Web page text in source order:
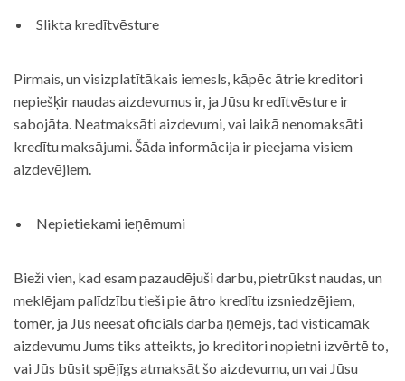
Slikta kredītvēsture
Pirmais, un visizplatītākais iemesls, kāpēc ātrie kreditori
nepiešķir naudas aizdevumus ir, ja Jūsu kredītvēsture ir
sabojāta. Neatmaksāti aizdevumi, vai laikā nenomaksāti
kredītu maksājumi. Šāda informācija ir pieejama visiem
aizdevējiem.
Nepietiekami ieņēmumi
Bieži vien, kad esam pazaudējuši darbu, pietrūkst naudas, un
meklējam palīdzību tieši pie ātro kredītu izsniedzējiem,
tomēr, ja Jūs neesat oficiāls darba ņēmējs, tad visticamāk
aizdevumu Jums tiks atteikts, jo kreditori nopietni izvērtē to,
vai Jūs būsit spējīgs atmaksāt šo aizdevumu, un vai Jūsu